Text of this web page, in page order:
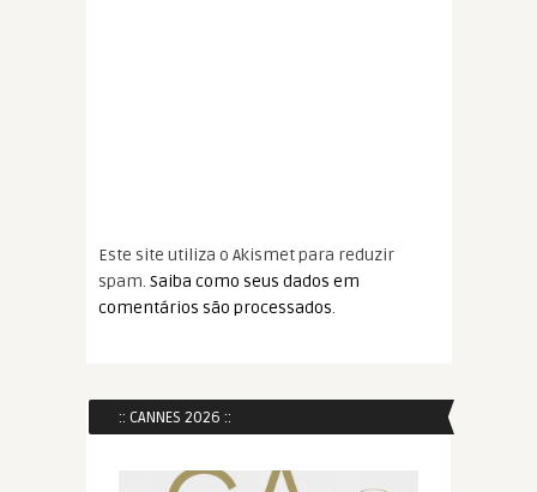
Este site utiliza o Akismet para reduzir
spam. Saiba como seus dados em
comentários são processados.
:: CANNES 2026 ::